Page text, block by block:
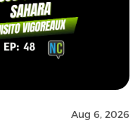
Aug 6, 2026